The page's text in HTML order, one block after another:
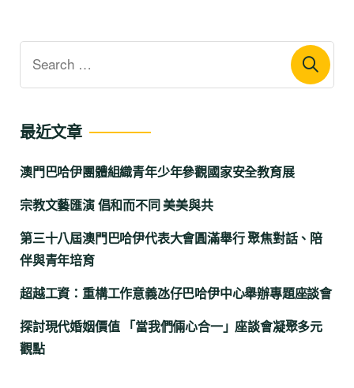
最近文章
澳門巴哈伊團體組織青年少年參觀國家安全教育展
宗教文藝匯演 倡和而不同 美美與共
第三十八屆澳門巴哈伊代表大會圓滿舉行 聚焦對話、陪
伴與青年培育
超越工資：重構工作意義氹仔巴哈伊中心舉辦專題座談會
探討現代婚姻價值 「當我們倆心合一」座談會凝聚多元
觀點